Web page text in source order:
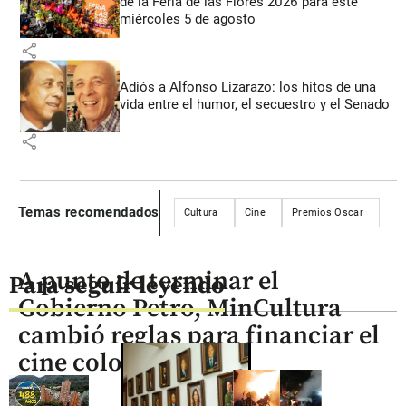
miércoles 5 de agosto
share
Adiós a Alfonso Lizarazo: los hitos de una
vida entre el humor, el secuestro y el Senado
share
Temas recomendados Cultura Cine Premios Oscar
Para seguir leyendo
A punto de terminar el
Gobierno Petro, MinCultura
cambió reglas para financiar el
cine colombiano